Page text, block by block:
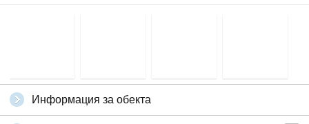
Информация за обекта